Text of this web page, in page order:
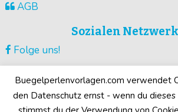
AGB
Sozialen
Folge uns!
Guck unsere Videos !
Buegelperlenvorlagen.com verwendet
den Datenschutz ernst - wenn du